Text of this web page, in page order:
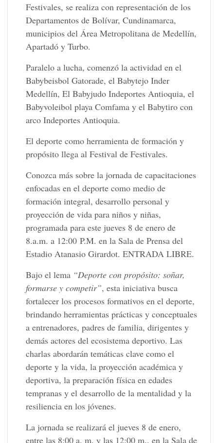
Festivales, se realiza con representación de los
Departamentos de Bolívar, Cundinamarca,
municipios del Área Metropolitana de Medellín,
Apartadó y Turbo.
Paralelo a lucha, comenzó la actividad en el
Babybeisbol Gatorade, el Babytejo Inder
Medellín, El Babyjudo Indeportes Antioquia, el
Babyvoleibol playa Comfama y el Babytiro con
arco Indeportes Antioquia.
El deporte como herramienta de formación y
propósito llega al Festival de Festivales.
Conozca más sobre la jornada de capacitaciones
enfocadas en el deporte como medio de
formación integral, desarrollo personal y
proyección de vida para niños y niñas,
programada para este jueves 8 de enero de
8.a.m. a 12:00 P.M. en la Sala de Prensa del
Estadio Atanasio Girardot. ENTRADA LIBRE.
Bajo el lema “Deporte con propósito: soñar,
formarse y competir”, esta iniciativa busca
fortalecer los procesos formativos en el deporte,
brindando herramientas prácticas y conceptuales
a entrenadores, padres de familia, dirigentes y
demás actores del ecosistema deportivo. Las
charlas abordarán temáticas clave como el
deporte y la vida, la proyección académica y
deportiva, la preparación física en edades
tempranas y el desarrollo de la mentalidad y la
resiliencia en los jóvenes.
La jornada se realizará el jueves 8 de enero,
entre las 8:00 a. m. y las 12:00 m., en la Sala de